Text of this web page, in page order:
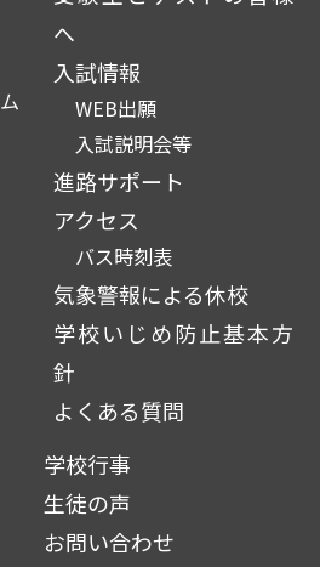
へ
入試情報
WEB出願
入試説明会等
進路サポート
アクセス
バス時刻表
気象警報による休校
学校いじめ防止基本方
針
よくある質問
学校行事
生徒の声
お問い合わせ